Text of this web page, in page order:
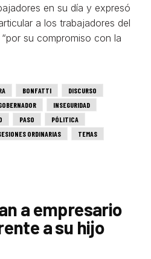
en su día y expresó
a los trabajadores del
su compromiso con la
BONFATTI
DISCURSO
INSEGURIDAD
PASO
PÓLITICA
ORDINARIAS TEMAS